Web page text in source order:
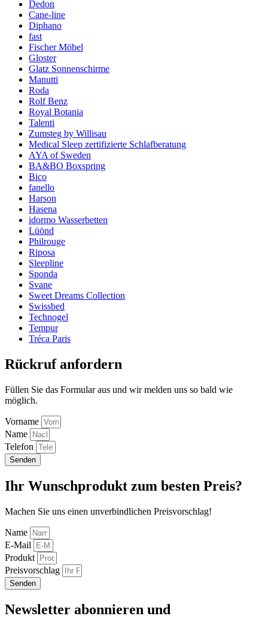
Dedon
Cane-line
Diphano
fast
Fischer Möbel
Gloster
Glatz Sonnenschirme
Manutti
Roda
Rolf Benz
Royal Botania
Talenti
Zumsteg by Willisau
Medical Sleep zertifizierte Schlafberatung
AYA of Sweden
BA&BO Boxspring
Bico
fanello
Harson
Hasena
idormo Wasserbetten
Lüönd
Philrouge
Riposa
Sleepline
Sponda
Svane
Sweet Dreams Collection
Swissbed
Technogel
Tempur
Tréca Paris
Rückruf anfordern
Füllen Sie das Formular aus und wir melden uns so bald wie
möglich.
Vorname
Name
Telefon
Senden
Ihr Wunschprodukt zum besten Preis?
Machen Sie uns einen unverbindlichen Preisvorschlag!
Name
E-Mail
Produkt
Preisvorschlag
Senden
Newsletter abonnieren und